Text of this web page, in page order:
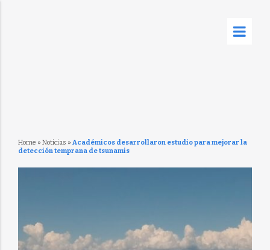
Home » Noticias » Académicos desarrollaron estudio para mejorar la
detección temprana de tsunamis